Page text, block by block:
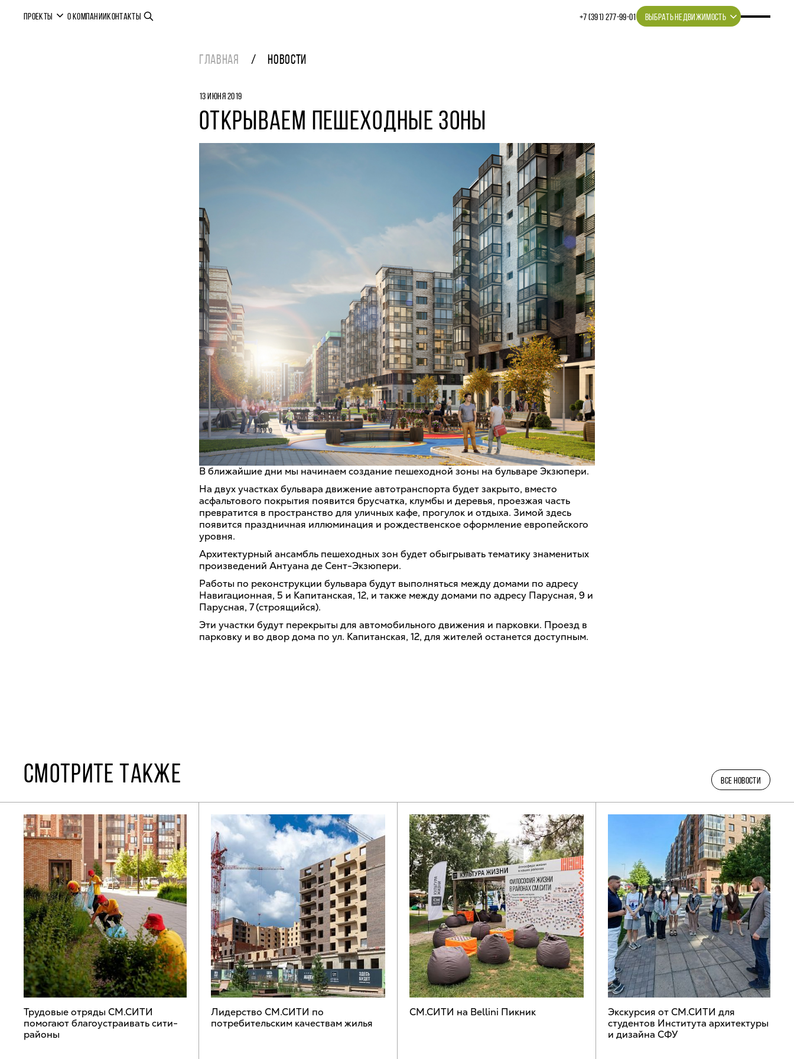
ПРОЕКТЫ О КОМПАНИИКОНТАКТЫ +7 (391) 277‒99‒01 ВЫБРАТЬ НЕДВИЖИМОСТЬ
ГЛАВНАЯ НОВОСТИ
13 ИЮНЯ 2019
ОТКРЫВАЕМ ПЕШЕХОДНЫЕ ЗОНЫ
В ближайшие дни мы начинаем создание пешеходной зоны на бульваре Экзюпери.
На двух участках бульвара движение автотранспорта будет закрыто, вместо
асфальтового покрытия появится брусчатка, клумбы и деревья, проезжая часть
превратится в пространство для уличных кафе, прогулок и отдыха. Зимой здесь
появится праздничная иллюминация и рождественское оформление европейского
уровня.
Архитектурный ансамбль пешеходных зон будет обыгрывать тематику знаменитых
произведений Антуана де Сент-Экзюпери.
Работы по реконструкции бульвара будут выполняться между домами по адресу
Навигационная, 5 и Капитанская, 12, и также между домами по адресу Парусная, 9 и
Парусная, 7 (строящийся).
Эти участки будут перекрыты для автомобильного движения и парковки. Проезд в
парковку и во двор дома по ул. Капитанская, 12, для жителей останется доступным.
СМОТРИТЕ ТАКЖЕ ВСЕ НОВОСТИ
Трудовые отряды СМ.СИТИ
помогают благоустраивать сити-
районы
Лидерство СМ.СИТИ по
потребительским качествам жилья
СМ.СИТИ на Bellini Пикник
Экскурсия от СМ.СИТИ для
студентов Института архитектуры
и дизайна СФУ